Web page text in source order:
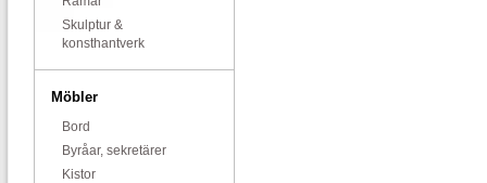
Skulptur &
konsthantverk
Möbler
Bord
Byråar, sekretärer
Kistor